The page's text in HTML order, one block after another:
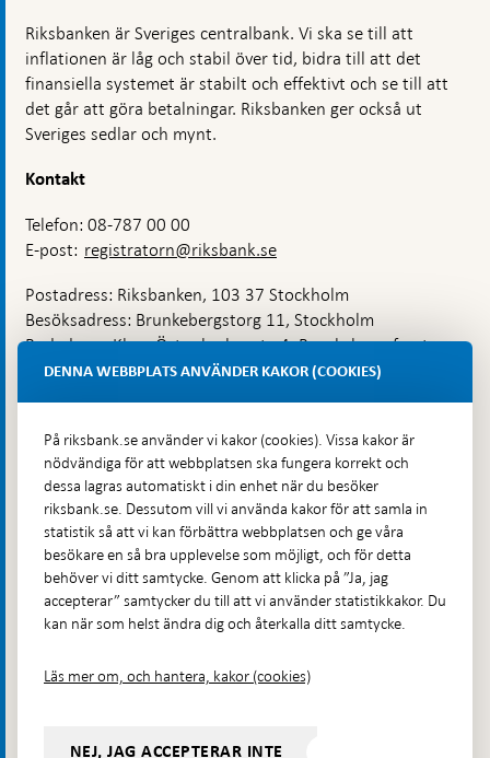
Riksbanken är Sveriges centralbank. Vi ska se till att
inflationen är låg och stabil över tid, bidra till att det
finansiella systemet är stabilt och effektivt och se till att
det går att göra betalningar. Riksbanken ger också ut
Sveriges sedlar och mynt.
Kontakt
Telefon: 08-787 00 00
E-post: registratorn@riksbank.se
Postadress: Riksbanken, 103 37 Stockholm
Besöksadress: Brunkebergstorg 11, Stockholm
Budadress: Klara Östra kyrkogata 4, Brunkebergsfaret,
Lastplats 6
Hitta direkt
Frågor och svar-
Öppnas
i
ny
flik
Till Riksbankens webbarkiv-
Öppnas
i
ny
Presskontakt
Integritetspolicy
DENNA WEBBPLATS ANVÄNDER KAKOR (COOKIES)
På riksbank.se använder vi kakor (cookies). Vissa kakor är
nödvändiga för att webbplatsen ska fungera korrekt och
dessa lagras automatiskt i din enhet när du besöker
riksbank.se. Dessutom vill vi använda kakor för att samla in
statistik så att vi kan förbättra webbplatsen och ge våra
besökare en så bra upplevelse som möjligt, och för detta
behöver vi ditt samtycke. Genom att klicka på ”Ja, jag
accepterar” samtycker du till att vi använder statistikkakor. Du
kan när som helst ändra dig och återkalla ditt samtycke.
Läs mer om, och hantera, kakor (cookies)
NEJ, JAG ACCEPTERAR INTE